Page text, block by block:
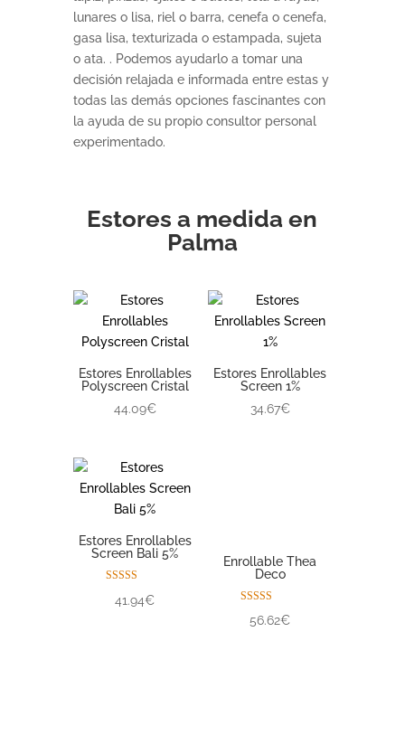
lunares o lisa, riel o barra, cenefa o cenefa,
gasa lisa, texturizada o estampada, sujeta
o ata. . Podemos ayudarlo a tomar una
decisión relajada e informada entre estas y
todas las demás opciones fascinantes con
la ayuda de su propio consultor personal
experimentado.
Estores a medida en
Palma
Estores Enrollables
Polyscreen Cristal
44.09€
Estores Enrollables
Screen 1%
34.67€
Estores Enrollables
Screen Bali 5%
5.00
41.94€
Enrollable Thea
Deco
Valorado con
5.00
56.62€